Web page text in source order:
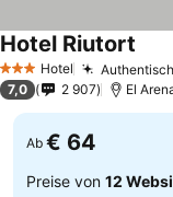
3 SterneHotel
Hotel Riutort
7,0 2 907 El
Ab € 64
Preise von 12